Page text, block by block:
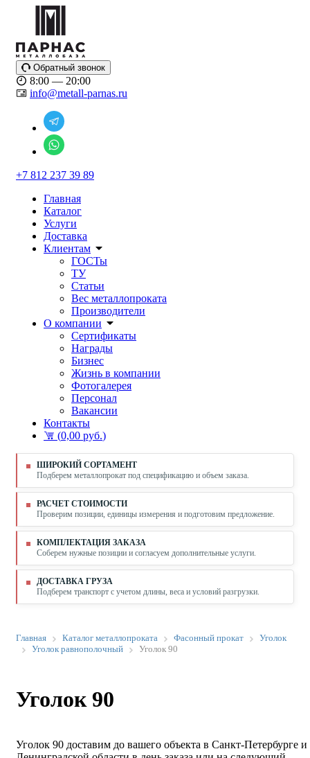
Обратный звонок
8:00 — 20:00
info@metall-parnas.ru
+7 812 237 39 89
Главная
Каталог
Услуги
Доставка
Клиентам
ГОСТы
ТУ
Статьи
Вес металлопроката
Производители
О компании
Сертификаты
Награды
Бизнес
Жизнь в компании
Фотогалерея
Персонал
Вакансии
Контакты
(0,00 руб.)
ШИРОКИЙ СОРТАМЕНТ
Подберем металлопрокат под спецификацию и объем заказа.
РАСЧЕТ СТОИМОСТИ
Проверим позиции, единицы измерения и подготовим предложение.
КОМПЛЕКТАЦИЯ ЗАКАЗА
Соберем нужные позиции и согласуем дополнительные услуги.
ДОСТАВКА ГРУЗА
Подберем транспорт с учетом длины, веса и условий разгрузки.
Главная Каталог металлопроката Фасонный прокат
Уголок
Уголок равнополочный
Уголок 90
Уголок 90
Уголок 90 доставим до вашего объекта в Санкт-Петербурге и